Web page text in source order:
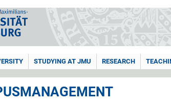
STUDYING AT JMU RESEARCH